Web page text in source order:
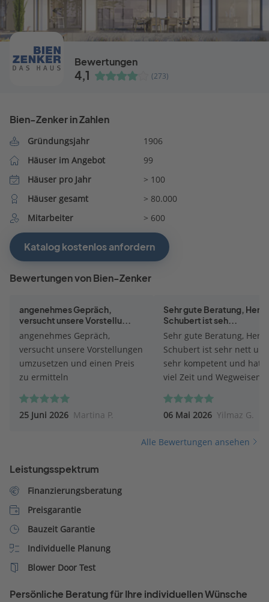
Bewertungen
4,1 (273)
Bien-Zenker in Zahlen
Gründungsjahr
1906
Häuser im Angebot
99
Häuser pro Jahr
> 100
Häuser gesamt
> 80.000
Mitarbeiter
> 600
Katalog kostenlos anfordern
Bewertungen von Bien-Zenker
angenehmes Gepräch,
versucht unsere Vorstellu...
angenehmes Gepräch,
versucht unsere Vorstellungen
umzusetzen und einen Preis
zu ermitteln
25 Juni 2026 Martina P.
Sehr gute Beratung, Herr
Schubert ist seh...
Sehr gute Beratung, Herr
Schubert ist sehr nett und
sehr kompetent und hat
viel Zeit und Wegweisend
ganz andere Perspektive
eröffnet sehr zu Positiv.
mit Herrn Pit Schubert.
06 Mai 2026 Yilmaz G.
Alle Bewertungen ansehen
Leistungsspektrum
Finanzierungsberatung
Preisgarantie
Bauzeit Garantie
Individuelle Planung
Blower Door Test
Persönliche Beratung für Ihre individuellen Wünsche